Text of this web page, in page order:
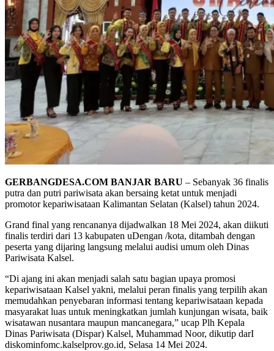
GERBANGDESA.COM BANJAR BARU – Sebanyak 36 finalis
putra dan putri pariwisata akan bersaing ketat untuk menjadi
promotor kepariwisataan Kalimantan Selatan (Kalsel) tahun 2024.
Grand final yang rencananya dijadwalkan 18 Mei 2024, akan diikuti
finalis terdiri dari 13 kabupaten uDengan /kota, ditambah dengan
peserta yang dijaring langsung melalui audisi umum oleh Dinas
Pariwisata Kalsel.
“Di ajang ini akan menjadi salah satu bagian upaya promosi
kepariwisataan Kalsel yakni, melalui peran finalis yang terpilih akan
memudahkan penyebaran informasi tentang kepariwisataan kepada
masyarakat luas untuk meningkatkan jumlah kunjungan wisata, baik
wisatawan nusantara maupun mancanegara,” ucap Plh Kepala
Dinas Pariwisata (Dispar) Kalsel, Muhammad Noor, dikutip darI
diskominfomc.kalselprov.go.id, Selasa 14 Mei 2024.